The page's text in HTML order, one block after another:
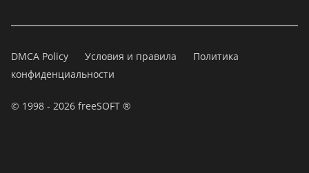
DMCA Policy Условия и правила
Политика
конфиденциальности
© 1998 - 2026 freeSOFT ®